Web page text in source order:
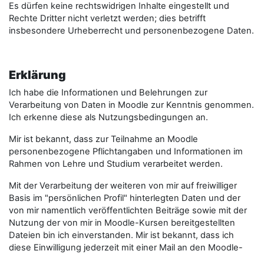
Es dürfen keine rechtswidrigen Inhalte eingestellt und
Rechte Dritter nicht verletzt werden; dies betrifft
insbesondere Urheberrecht und personenbezogene Daten.
Erklärung
Ich habe die Informationen und Belehrungen zur
Verarbeitung von Daten in Moodle zur Kenntnis genommen.
Ich erkenne diese als Nutzungsbedingungen an.
Mir ist bekannt, dass zur Teilnahme an Moodle
personenbezogene Pflichtangaben und Informationen im
Rahmen von Lehre und Studium verarbeitet werden.
Mit der Verarbeitung der weiteren von mir auf freiwilliger
Basis im "persönlichen Profil" hinterlegten Daten und der
von mir namentlich veröffentlichten Beiträge sowie mit der
Nutzung der von mir in Moodle-Kursen bereitgestellten
Dateien bin ich einverstanden. Mir ist bekannt, dass ich
diese Einwilligung jederzeit mit einer Mail an den Moodle-